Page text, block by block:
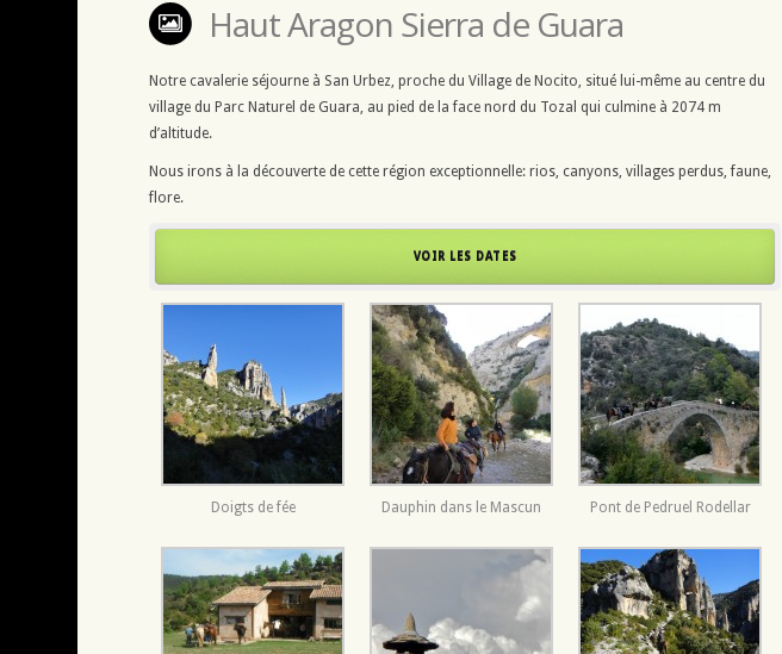
Haut Aragon Sierra de Guara
Notre cavalerie séjourne à San Urbez, proche du Village de Nocito, situé lui-même au centre du
village du Parc Naturel de Guara, au pied de la face nord du Tozal qui culmine à 2074 m
d’altitude.
Nous irons à la découverte de cette région exceptionnelle: rios, canyons, villages perdus, faune,
flore.
VOIR LES DATES
Doigts de fée Dauphin dans le Mascun Pont de Pedruel Rodellar